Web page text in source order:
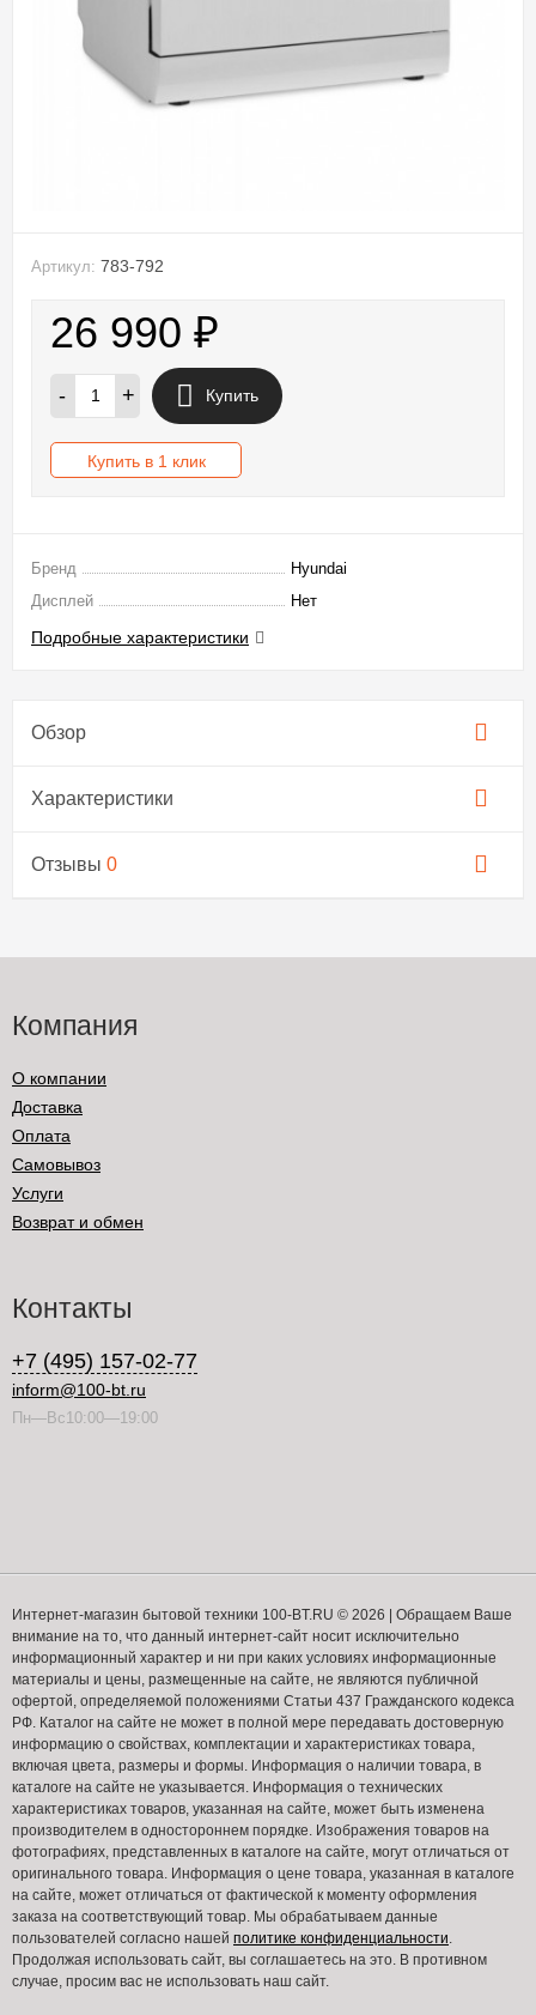
Артикул: 783-792
26 990 ₽
- + Купить
Купить в 1 клик
Бренд
Hyundai
Дисплей
Нет
Подробные характеристики
Обзор
Характеристики
Отзывы 0
Компания
О компании
Доставка
Оплата
Самовывоз
Услуги
Возврат и обмен
Контакты
+7 (495) 157-02-77
inform@100-bt.ru
Пн—Вс10:00—19:00
Интернет-магазин бытовой техники 100-BT.RU © 2026 | Обращаем Ваше
внимание на то, что данный интернет-сайт носит исключительно
информационный характер и ни при каких условиях информационные
материалы и цены, размещенные на сайте, не являются публичной
офертой, определяемой положениями Статьи 437 Гражданского кодекса
РФ. Каталог на сайте не может в полной мере передавать достоверную
информацию о свойствах, комплектации и характеристиках товара,
включая цвета, размеры и формы. Информация о наличии товара, в
каталоге на сайте не указывается. Информация о технических
характеристиках товаров, указанная на сайте, может быть изменена
производителем в одностороннем порядке. Изображения товаров на
фотографиях, представленных в каталоге на сайте, могут отличаться от
оригинального товара. Информация о цене товара, указанная в каталоге
на сайте, может отличаться от фактической к моменту оформления
заказа на соответствующий товар. Мы обрабатываем данные
пользователей согласно нашей политике конфиденциальности
Продолжая использовать сайт, вы соглашаетесь на это. В противном
случае, просим вас не использовать наш сайт.